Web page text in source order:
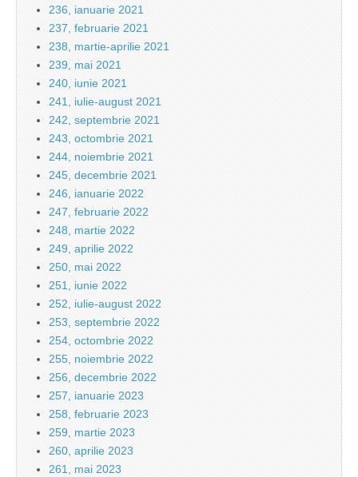
236, ianuarie 2021
237, februarie 2021
238, martie-aprilie 2021
239, mai 2021
240, iunie 2021
241, iulie-august 2021
242, septembrie 2021
243, octombrie 2021
244, noiembrie 2021
245, decembrie 2021
246, ianuarie 2022
247, februarie 2022
248, martie 2022
249, aprilie 2022
250, mai 2022
251, iunie 2022
252, iulie-august 2022
253, septembrie 2022
254, octombrie 2022
255, noiembrie 2022
256, decembrie 2022
257, ianuarie 2023
258, februarie 2023
259, martie 2023
260, aprilie 2023
261, mai 2023